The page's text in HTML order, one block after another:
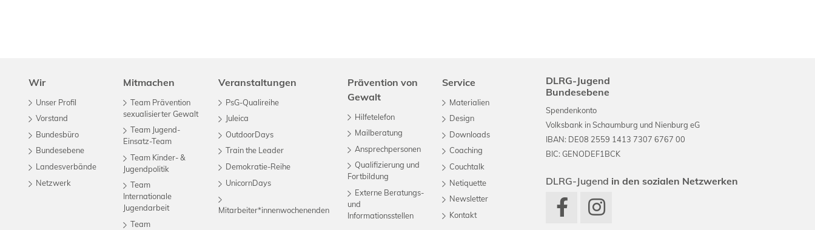
Wir
Unser Profil
Vorstand
Bundesbüro
Bundesebene
Landesverbände
Netzwerk
Mitmachen
Team Prävention
sexualisierter Gewalt
Team Jugend-
Einsatz-Team
Team Kinder- &
Jugendpolitik
Team
Internationale
Jugendarbeit
Team
Veranstaltungen
PsG-Qualireihe
Juleica
OutdoorDays
Train the Leader
Demokratie-Reihe
UnicornDays
Mitarbeiter*innenwochenenden
Prävention von
Gewalt
Hilfetelefon
Mailberatung
Ansprechpersonen
Qualifizierung und
Fortbildung
Externe Beratungs-
und
Informationsstellen
Service
Materialien
Design
Downloads
Coaching
Couchtalk
Netiquette
Newsletter
Kontakt
DLRG-Jugend
Bundesebene
Spendenkonto
Volksbank in Schaumburg und Nienburg eG
IBAN: DE08 2559 1413 7307 6767 00
BIC: GENODEF1BCK
DLRG-Jugend in den sozialen Netzwerken